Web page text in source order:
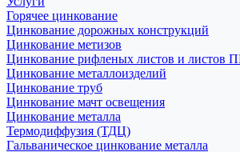
Горячее цинкование
Цинкование дорожных конструкций
Цинкование метизов
Цинкование рифленых листов и листов
Цинкование металлоизделий
Цинкование труб
Цинкование мачт освещения
Цинкование металла
Термодиффузия (ТДЦ)
Гальваническое цинкование металла